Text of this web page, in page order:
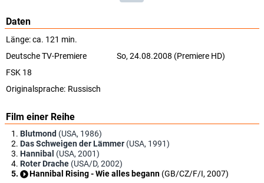
Daten
Länge: ca. 121 min.
Deutsche TV-Premiere
So, 24.08.2008 (Premiere HD)
FSK 18
Originalsprache: Russisch
Film einer Reihe
Blutmond (USA, 1986)
Das Schweigen der Lämmer (USA, 1991)
Hannibal (USA, 2001)
Roter Drache (USA/D, 2002)
Hannibal Rising - Wie alles begann (GB/CZ/F/I, 2007)